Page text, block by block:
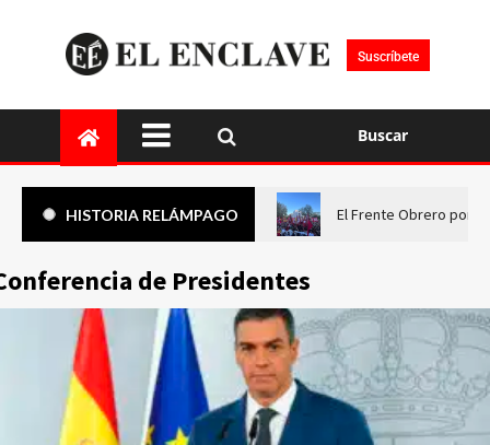
Suscríbete
Buscar
HISTORIA RELÁMPAGO El Frente Obrero pone
de Presidentes